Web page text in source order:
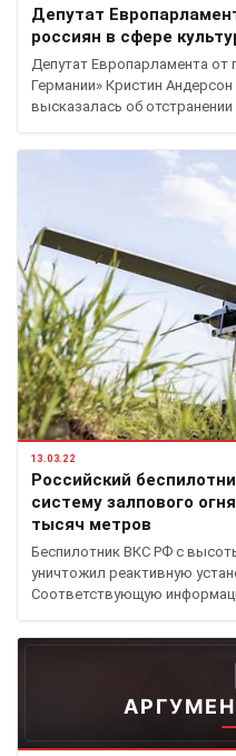
Депутат
россиян в сфере
Депутат Европарламента от
Германии» Кристин
высказалась об отстранении
13.03.22
Российский
систему залпового
тысяч метров
Беспилотник ВКС РФ с
уничтожил реактивную
Соответствующую